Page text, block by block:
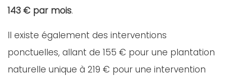
143 € par mois.
Il existe également des interventions
ponctuelles, allant de 155 € pour une plantation
naturelle unique à 219 € pour une intervention